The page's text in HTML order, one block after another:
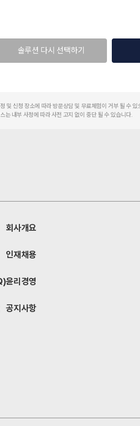
솔루션 다시 선택하기
및 신청 장소에 따라 방문상담 및 무료체험이 거부 될 수
는 내부 사정에 따라 사전 고지 없이 중단 될 수 있습니다.
회사개요
인재채용
윤리경영
공지사항